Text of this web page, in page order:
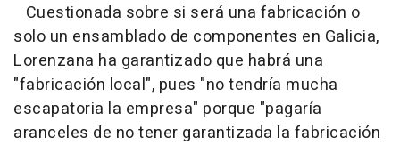
Cuestionada sobre si será una fabricación o
solo un ensamblado de componentes en Galicia,
Lorenzana ha garantizado que habrá una
"fabricación local", pues "no tendría mucha
escapatoria la empresa" porque "pagaría
aranceles de no tener garantizada la fabricación